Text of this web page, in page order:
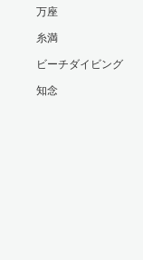
万座
糸満
ビーチダイビング
知念